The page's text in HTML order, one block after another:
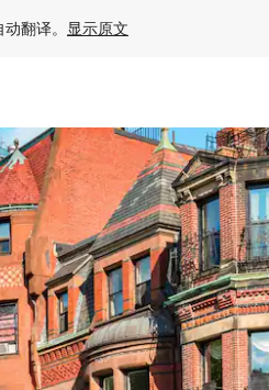
翻译。 显示原文